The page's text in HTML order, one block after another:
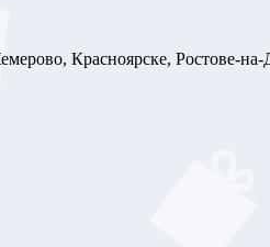
Красноярске, Ростове-